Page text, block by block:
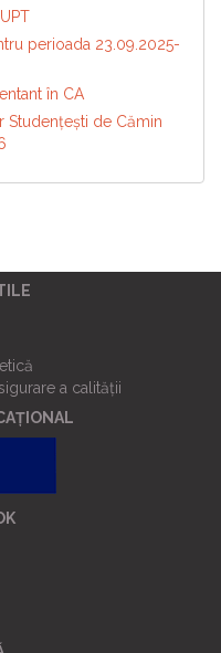
perioada 23.09.2025-
în CA
Studențești de Cămin
a calității